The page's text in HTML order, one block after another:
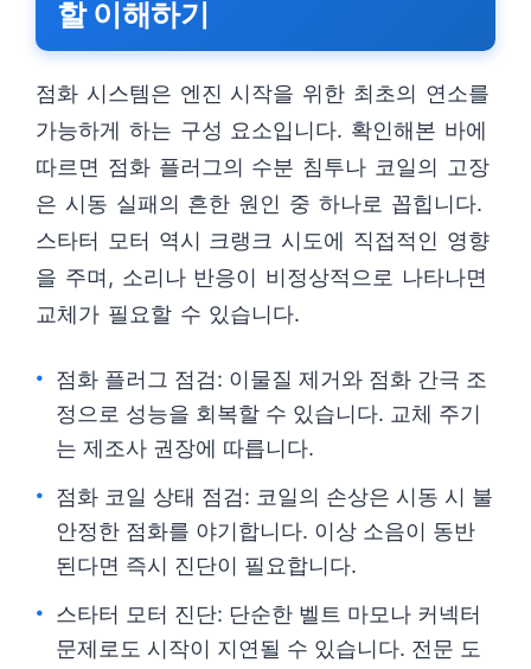
할 이해하기
점화 시스템은 엔진 시작을 위한 최초의 연소를
가능하게 하는 구성 요소입니다. 확인해본 바에
따르면 점화 플러그의 수분 침투나 코일의 고장
은 시동 실패의 흔한 원인 중 하나로 꼽힙니다.
스타터 모터 역시 크랭크 시도에 직접적인 영향
을 주며, 소리나 반응이 비정상적으로 나타나면
교체가 필요할 수 있습니다.
점화 플러그 점검: 이물질 제거와 점화 간극 조
정으로 성능을 회복할 수 있습니다. 교체 주기
는 제조사 권장에 따릅니다.
점화 코일 상태 점검: 코일의 손상은 시동 시 불
안정한 점화를 야기합니다. 이상 소음이 동반
된다면 즉시 진단이 필요합니다.
스타터 모터 진단: 단순한 벨트 마모나 커넥터
문제로도 시작이 지연될 수 있습니다. 전문 도